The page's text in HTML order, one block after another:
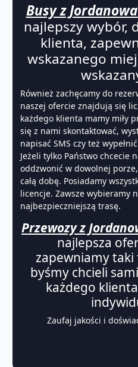
Busy z
najlepszy wybór,
klienta,
wskazanego
Również zachęcamy do
naszej ofercie znajdują się
każdego klienta mamy miły
się z nami skontaktować,
napisać SMS czy też
Jeżeli tylko Państwo chcecie
oddzwonić w dowolnej
całą dobę. Posiadamy
licencje. Zawsze wybieramy
najbezpieczniejszą trasę.
Przewozy z
najlepsza
zapewniamy
byśmy chcieli
każdego
Zaufaj jakości i